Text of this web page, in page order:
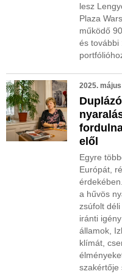
lesz
Plaza
működő
és további
2025.
elől
Egyre
Európát,
a hűvös
zsúfolt
iránti
államok,
klímát,
szakértője